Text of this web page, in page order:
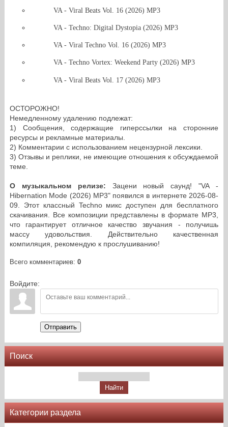
VA - Viral Beats Vol. 16 (2026) MP3
VA - Techno: Digital Dystopia (2026) MP3
VA - Viral Techno Vol. 16 (2026) MP3
VA - Techno Vortex: Weekend Party (2026) MP3
VA - Viral Beats Vol. 17 (2026) MP3
ОСТОРОЖНО!
Немедленному удалению подлежат:
1) Сообщения, содержащие гиперссылки на сторонние
ресурсы и рекламные материалы.
2) Комментарии с использованием нецензурной лексики.
3) Отзывы и реплики, не имеющие отношения к обсуждаемой
теме.
О музыкальном релизе: Зацени новый саунд! "VA -
Hibernation Mode (2026) MP3" появился в интернете 2026-08-
09. Этот классный Techno микс доступен для бесплатного
скачивания. Все композиции представлены в формате MP3,
что гарантирует отличное качество звучания - получишь
массу удовольствия. Действительно качественная
компиляция, рекомендую к прослушиванию!
Всего комментариев: 0
Войдите:
Отправить
Поиск
Категории раздела